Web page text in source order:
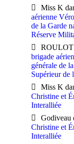
Miss K
aérienne
de la Garde
Réserve
ROULOT
brigade
générale de
Supérieur de
Miss K
Christine et
Interalliée
Godiveau
Christine et
Interalliée